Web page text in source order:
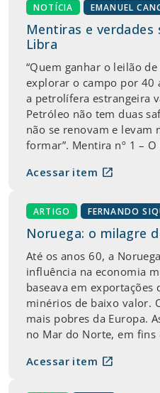
NOTÍCIA EMANUEL
Mentiras e verdades
Libra
“Quem ganhar o leilão
explorar o campo por 40
a petrolífera estrangeira
Petróleo não tem duas
não se renovam e levam
formar”. Mentira nº 1 –
Acessar item open_in_new
ARTIGO FERNANDO
Noruega: o milagre
Até os anos 60, a
influência na economia
baseava em exportações
minérios de baixo valor.
mais pobres da Europa.
no Mar do Norte, em
Acessar item open_in_new